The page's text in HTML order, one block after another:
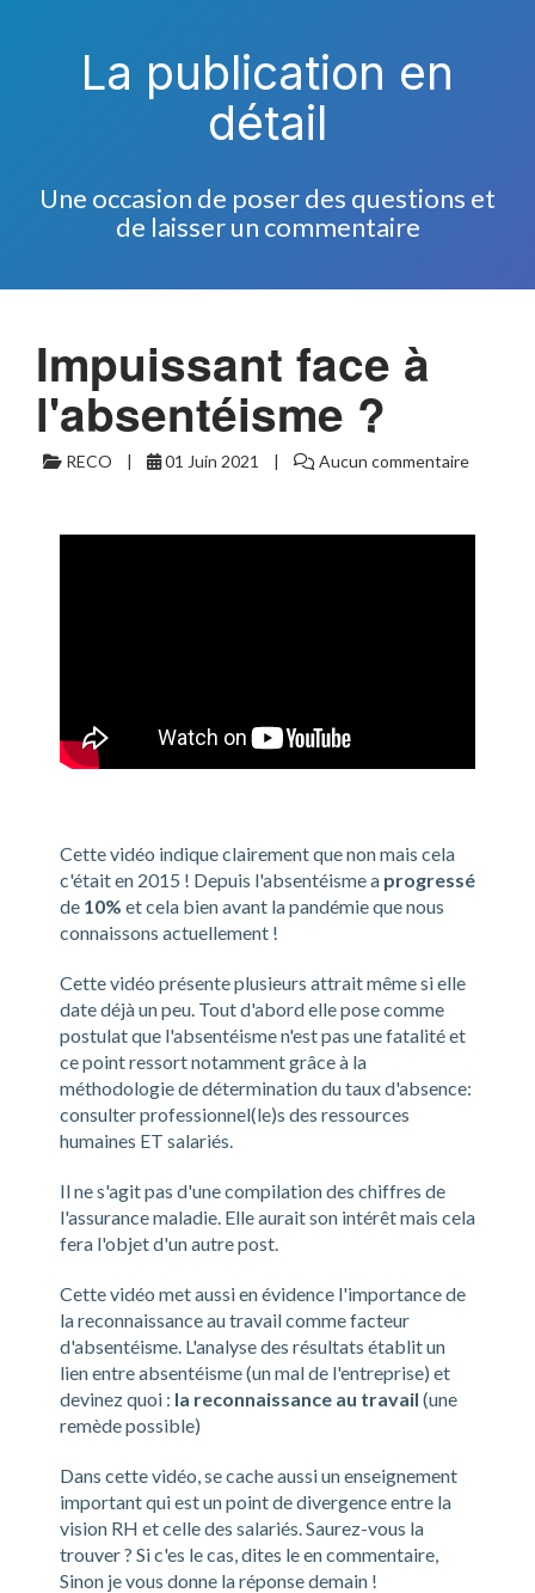
La publication en
détail
Une occasion de poser des questions et
de laisser un commentaire
Impuissant face à
l'absentéisme ?
RECO 01 Juin 2021 Aucun commentaire
Cette vidéo indique clairement que non mais cela
c'était en 2015 ! Depuis l'absentéisme a progressé
de 10% et cela bien avant la pandémie que nous
connaissons actuellement !
Cette vidéo présente plusieurs attrait même si elle
date déjà un peu. Tout d'abord elle pose comme
postulat que l'absentéisme n'est pas une fatalité et
ce point ressort notamment grâce à la
méthodologie de détermination du taux d'absence:
consulter professionnel(le)s des ressources
humaines ET salariés.
Il ne s'agit pas d'une compilation des chiffres de
l'assurance maladie. Elle aurait son intérêt mais cela
fera l'objet d'un autre post.
Cette vidéo met aussi en évidence l'importance de
la reconnaissance au travail comme facteur
d'absentéisme. L'analyse des résultats établit un
lien entre absentéisme (un mal de l'entreprise) et
devinez quoi : la reconnaissance au travail (une
remède possible)
Dans cette vidéo, se cache aussi un enseignement
important qui est un point de divergence entre la
vision RH et celle des salariés. Saurez-vous la
trouver ? Si c'es le cas, dites le en commentaire,
Sinon je vous donne la réponse demain !